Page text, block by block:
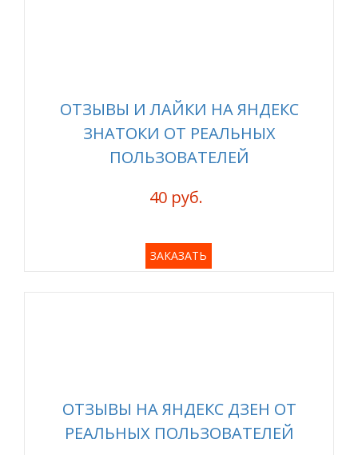
ОТЗЫВЫ И ЛАЙКИ НА ЯНДЕКС
ЗНАТОКИ ОТ РЕАЛЬНЫХ
ПОЛЬЗОВАТЕЛЕЙ
40 руб.
ЗАКАЗАТЬ
ОТЗЫВЫ НА ЯНДЕКС ДЗЕН ОТ
РЕАЛЬНЫХ ПОЛЬЗОВАТЕЛЕЙ